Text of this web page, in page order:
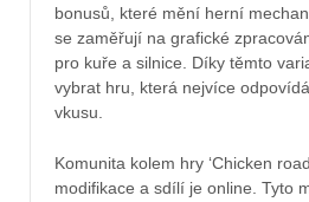
bonusů, které mění herní
se zaměřují na grafické
pro kuře a silnice. Díky těmto
vybrat hru, která nejvíce
vkusu.
Komunita kolem hry ‘Chicken
modifikace a sdílí je online. Tyto